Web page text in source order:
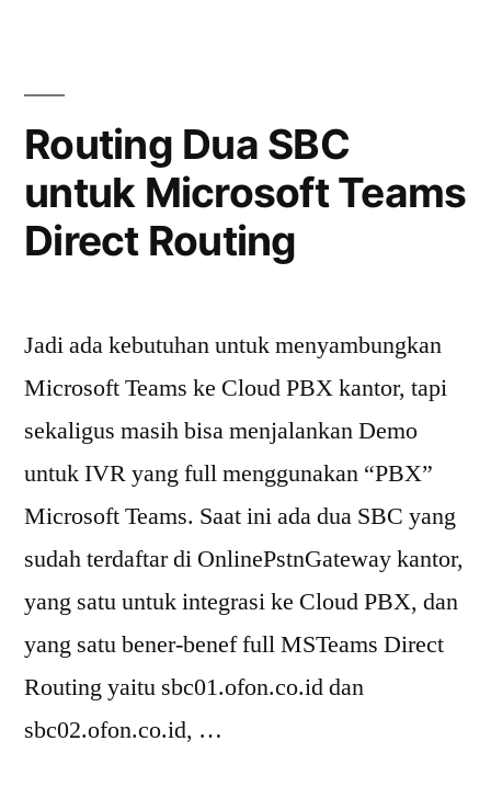
Routing Dua SBC
untuk Microsoft Teams
Direct Routing
Jadi ada kebutuhan untuk menyambungkan
Microsoft Teams ke Cloud PBX kantor, tapi
sekaligus masih bisa menjalankan Demo
untuk IVR yang full menggunakan “PBX”
Microsoft Teams. Saat ini ada dua SBC yang
sudah terdaftar di OnlinePstnGateway kantor,
yang satu untuk integrasi ke Cloud PBX, dan
yang satu bener-benef full MSTeams Direct
Routing yaitu sbc01.ofon.co.id dan
sbc02.ofon.co.id, …